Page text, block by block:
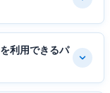
利用できるパ